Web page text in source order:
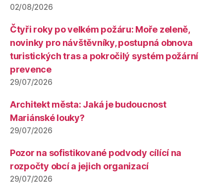
02/08/2026
Čtyři roky po velkém požáru: Moře zeleně,
novinky pro návštěvníky, postupná obnova
turistických tras a pokročilý systém požární
prevence
29/07/2026
Architekt města: Jaká je budoucnost
Mariánské louky?
29/07/2026
Pozor na sofistikované podvody cílící na
rozpočty obcí a jejich organizací
29/07/2026